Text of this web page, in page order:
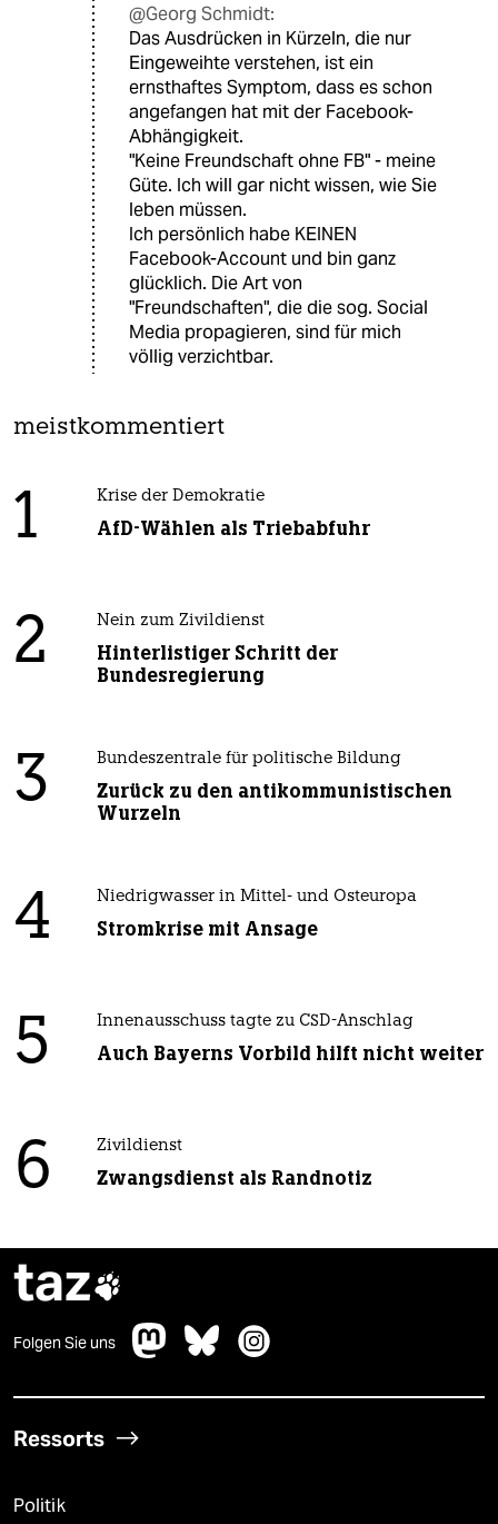
@Georg Schmidt:
Das Ausdrücken in Kürzeln, die nur
Eingeweihte verstehen, ist ein
ernsthaftes Symptom, dass es schon
angefangen hat mit der Facebook-
Abhängigkeit.
"Keine Freundschaft ohne FB" - meine
Güte. Ich will gar nicht wissen, wie Sie
leben müssen.
Ich persönlich habe KEINEN
Facebook-Account und bin ganz
glücklich. Die Art von
"Freundschaften", die die sog. Social
Media propagieren, sind für mich
völlig verzichtbar.
meistkommentiert
1 Krise der Demokratie
AfD-Wählen als Triebabfuhr
2 Nein zum Zivildienst
Hinterlistiger Schritt der
Bundesregierung
3 Bundeszentrale für politische Bildung
Zurück zu den antikommunistischen
Wurzeln
4 Niedrigwasser in Mittel- und Osteuropa
Stromkrise mit Ansage
5 Innenausschuss tagte zu CSD-Anschlag
Auch Bayerns Vorbild hilft nicht weiter
6 Zivildienst
Zwangsdienst als Randnotiz
taz
Folgen Sie uns
Ressorts
Politik